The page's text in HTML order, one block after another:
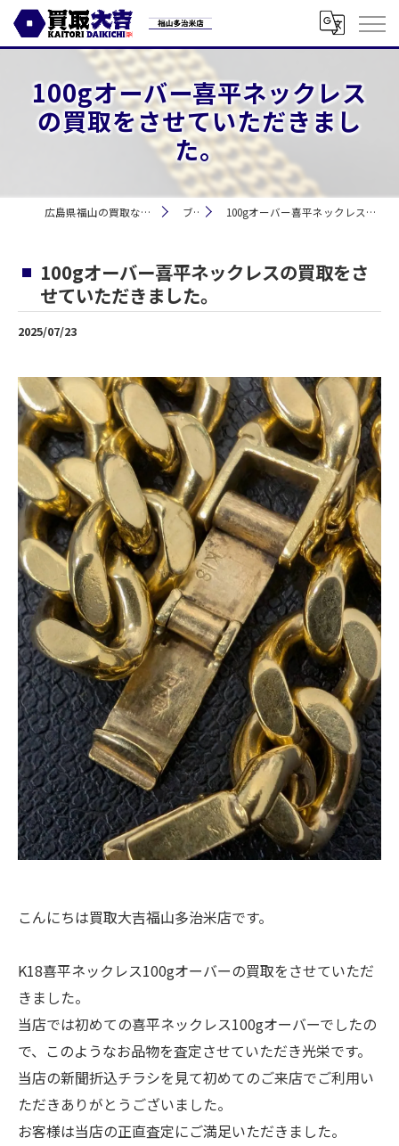
100gオーバー喜平ネックレス
の買取をさせていただきまし
た。
広島県福山の買取なら買取大吉 福山多治米店 ブログ 100gオーバー喜平ネックレスの買取をさせていただきました。
100gオーバー喜平ネックレスの買取をさ
せていただきました。
2025/07/23
こんにちは買取大吉福山多治米店です。
K18喜平ネックレス100gオーバーの買取をさせていただ
きました。
当店では初めての喜平ネックレス100gオーバーでしたの
で、このようなお品物を査定させていただき光栄です。
当店の新聞折込チラシを見て初めてのご来店でご利用い
ただきありがとうございました。
お客様は当店の正直査定にご満足いただきました。